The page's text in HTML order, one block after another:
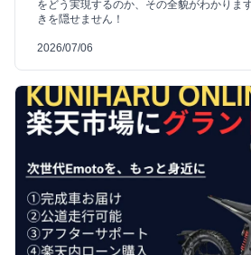
をどう実現するのか、その全貌がわかりま
きを隠せません！
2026/07/06